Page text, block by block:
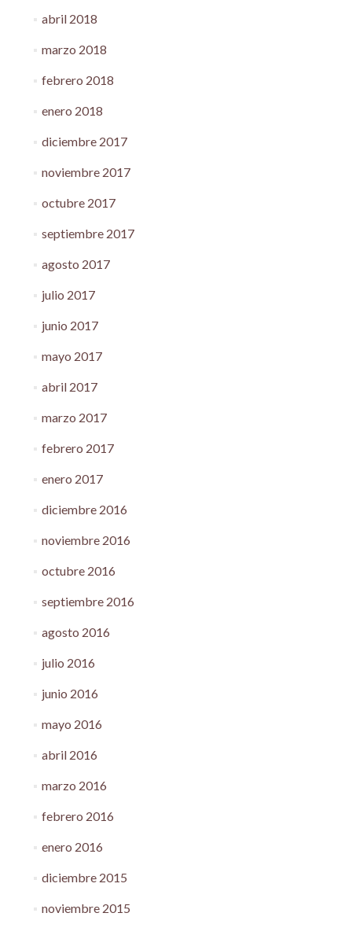
abril 2018
marzo 2018
febrero 2018
enero 2018
diciembre 2017
noviembre 2017
octubre 2017
septiembre 2017
agosto 2017
julio 2017
junio 2017
mayo 2017
abril 2017
marzo 2017
febrero 2017
enero 2017
diciembre 2016
noviembre 2016
octubre 2016
septiembre 2016
agosto 2016
julio 2016
junio 2016
mayo 2016
abril 2016
marzo 2016
febrero 2016
enero 2016
diciembre 2015
noviembre 2015